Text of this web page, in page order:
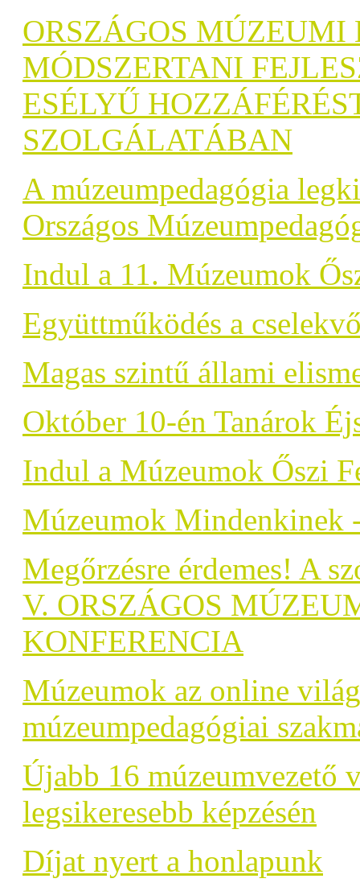
ORSZÁGOS
MÓDSZERTANI
ESÉLYŰ
SZOLGÁLATÁBAN
A múzeumpedagógia
Országos
Indul a 11. Múzeumok
Együttműködés a
Magas szintű állami
Október 10-én Tanárok
Indul a Múzeumok Őszi
Múzeumok Mindenkinek
Megőrzésre érdemes! A
V. ORSZÁGOS
KONFERENCIA
Múzeumok az online
múzeumpedagógiai
Újabb 16 múzeumvezető
legsikeresebb képzésén
Díjat nyert a honlapunk